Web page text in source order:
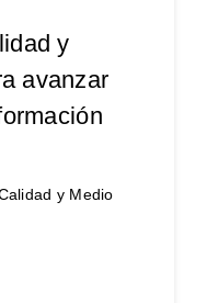
y
avanzar
y Medio